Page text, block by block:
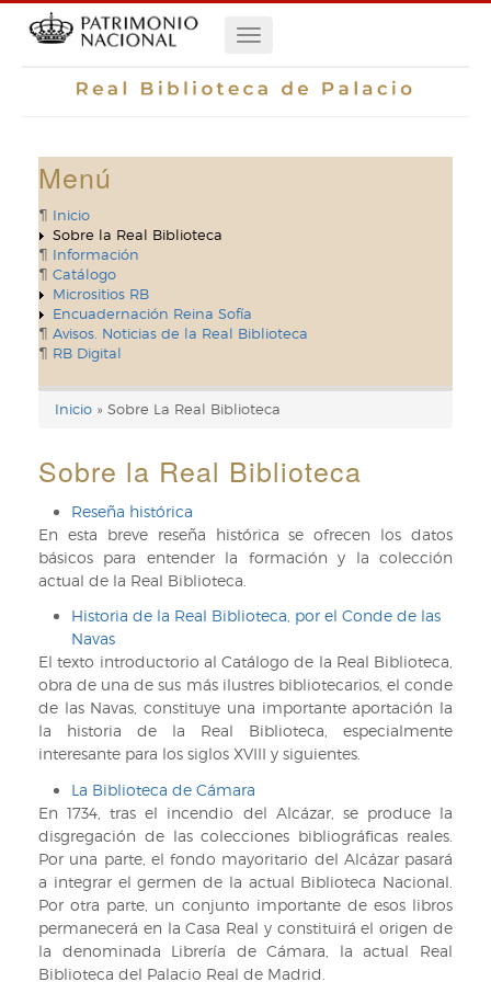
Navegación
principal
Menú
Inicio
Sobre la Real Biblioteca
Información
Catálogo
Micrositios RB
Encuadernación Reina Sofía
Avisos. Noticias de la Real Biblioteca
RB Digital
Enlaces
de
ayuda
de
navegación
Inicio Sobre La Real Biblioteca
Sobre la Real Biblioteca
Reseña histórica
En esta breve reseña histórica se ofrecen los datos
básicos para entender la formación y la colección
actual de la Real Biblioteca.
Historia de la Real Biblioteca, por el Conde de las
Navas
El texto introductorio al Catálogo de la Real Biblioteca,
obra de una de sus más ilustres bibliotecarios, el conde
de las Navas, constituye una importante aportación la
la historia de la Real Biblioteca, especialmente
interesante para los siglos XVIII y siguientes.
La Biblioteca de Cámara
En 1734, tras el incendio del Alcázar, se produce la
disgregación de las colecciones bibliográficas reales.
Por una parte, el fondo mayoritario del Alcázar pasará
a integrar el germen de la actual Biblioteca Nacional.
Por otra parte, un conjunto importante de esos libros
permanecerá en la Casa Real y constituirá el origen de
la denominada Librería de Cámara, la actual Real
Biblioteca del Palacio Real de Madrid.